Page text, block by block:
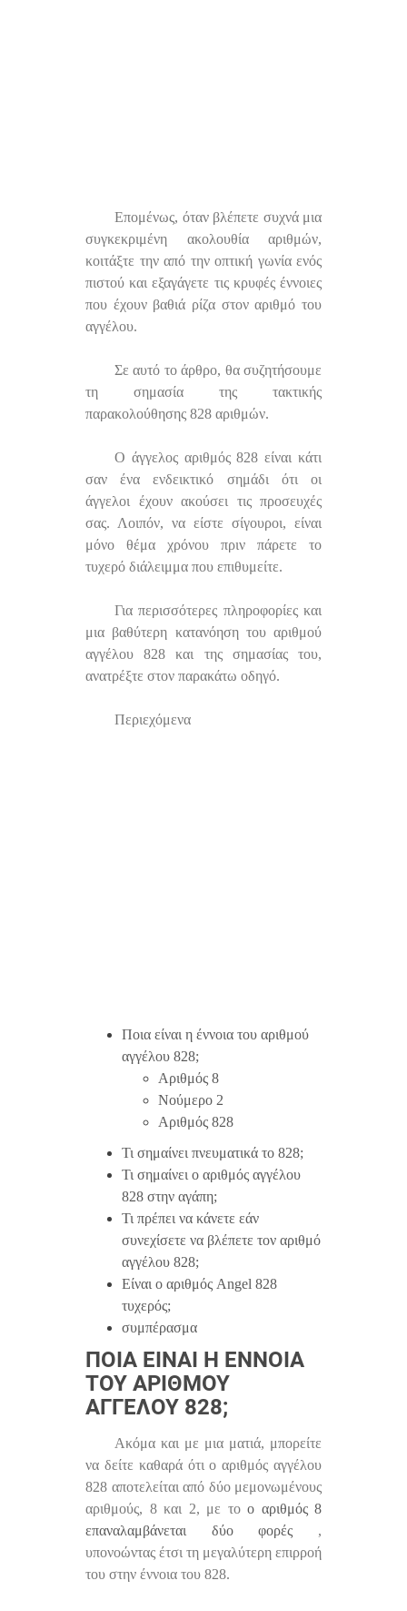
Επομένως, όταν βλέπετε συχνά μια
συγκεκριμένη ακολουθία αριθμών,
κοιτάξτε την από την οπτική γωνία ενός
πιστού και εξαγάγετε τις κρυφές έννοιες
που έχουν βαθιά ρίζα στον αριθμό του
αγγέλου.
Σε αυτό το άρθρο, θα συζητήσουμε
τη σημασία της τακτικής
παρακολούθησης 828 αριθμών.
Ο άγγελος αριθμός 828 είναι κάτι
σαν ένα ενδεικτικό σημάδι ότι οι
άγγελοι έχουν ακούσει τις προσευχές
σας. Λοιπόν, να είστε σίγουροι, είναι
μόνο θέμα χρόνου πριν πάρετε το
τυχερό διάλειμμα που επιθυμείτε.
Για περισσότερες πληροφορίες και
μια βαθύτερη κατανόηση του αριθμού
αγγέλου 828 και της σημασίας του,
ανατρέξτε στον παρακάτω οδηγό.
Περιεχόμενα
Ποια είναι η έννοια του αριθμού
αγγέλου 828;
Αριθμός 8
Νούμερο 2
Αριθμός 828
Τι σημαίνει πνευματικά το 828;
Τι σημαίνει ο αριθμός αγγέλου
828 στην αγάπη;
Τι πρέπει να κάνετε εάν
συνεχίσετε να βλέπετε τον αριθμό
αγγέλου 828;
Είναι ο αριθμός Angel 828
τυχερός;
συμπέρασμα
ΠΟΙΑ ΕΊΝΑΙ Η ΈΝΝΟΙΑ
ΤΟΥ ΑΡΙΘΜΟΎ
ΑΓΓΈΛΟΥ 828;
Ακόμα και με μια ματιά, μπορείτε
να δείτε καθαρά ότι ο αριθμός αγγέλου
828 αποτελείται από δύο μεμονωμένους
αριθμούς, 8 και 2, με το ο αριθμός 8
επαναλαμβάνεται δύο φορές ,
υπονοώντας έτσι τη μεγαλύτερη επιρροή
του στην έννοια του 828.